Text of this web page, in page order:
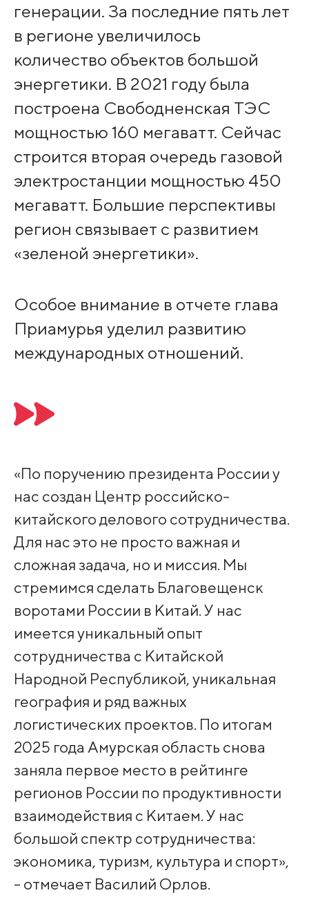
генерации. За последние пять лет
в регионе увеличилось
количество объектов большой
энергетики. В 2021 году была
построена Свободненская ТЭС
мощностью 160 мегаватт. Сейчас
строится вторая очередь газовой
электростанции мощностью 450
мегаватт. Большие перспективы
регион связывает с развитием
«зеленой энергетики».
Особое внимание в отчете глава
Приамурья уделил развитию
международных отношений.
«По поручению президента России у
нас создан Центр российско-
китайского делового сотрудничества.
Для нас это не просто важная и
сложная задача, но и миссия. Мы
стремимся сделать Благовещенск
воротами России в Китай. У нас
имеется уникальный опыт
сотрудничества с Китайской
Народной Республикой, уникальная
география и ряд важных
логистических проектов. По итогам
2025 года Амурская область снова
заняла первое место в рейтинге
регионов России по продуктивности
взаимодействия с Китаем. У нас
большой спектр сотрудничества:
экономика, туризм, культура и спорт»,
- отмечает Василий Орлов.